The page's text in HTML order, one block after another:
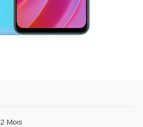
Mois